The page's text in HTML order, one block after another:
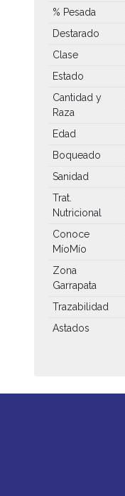
% Pesada
Destarado
Clase
Estado
Cantidad y
Raza
Edad
Boqueado
Sanidad
Trat.
Nutricional
Conoce
MíoMío
Zona
Garrapata
Trazabilidad
Astados